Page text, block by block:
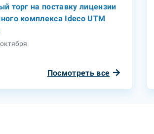
торг на поставку лицензии
комплекса Ideco UTM
Посмотреть все